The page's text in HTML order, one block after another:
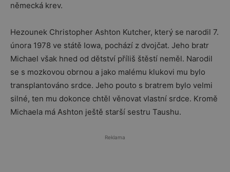
německá krev.
Hezounek Christopher Ashton Kutcher, který se narodil 7.
února 1978 ve státě Iowa, pochází z dvojčat. Jeho bratr
Michael však hned od dětství příliš štěstí neměl. Narodil
se s mozkovou obrnou a jako malému klukovi mu bylo
transplantováno srdce. Jeho pouto s bratrem bylo velmi
silné, ten mu dokonce chtěl věnovat vlastní srdce. Kromě
Michaela má Ashton ještě starší sestru Taushu.
Reklama